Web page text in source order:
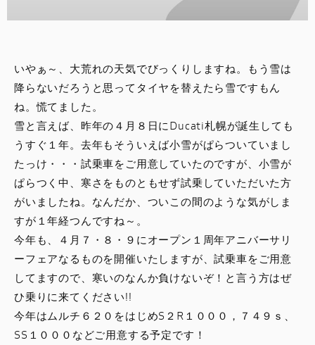
スタッフ
DUCATI OWNER’S CLUB
アパレル
コンフィギュレーター
お支払いシミュレーション
お問合せ
いやぁ～、大荒れの天気でびっくりしますね。もう雪は
降らないだろうと思ってタイヤを替えたら雪ですもん
ね。慌てました。
雪と言えば、昨年の４月８日にDucati札幌が誕生しても
うすぐ１年。去年もそういえば小雪がぱらついていまし
たっけ・・・試乗車をご用意していたのですが、小雪が
ぱらつく中、寒さをものともせず試乗していただいた方
がいましたね。なんだか、ついこの間のような気がしま
すが１年経つんですね～。
今年も、４月７・８・９にオープン１周年アニバーサリ
ーフェアなるものを開催いたしますが、試乗車をご用意
してますので、寒いのなんか負けないぞ！と言う方はぜ
ひ乗りに来てください!!
今年はムルチ６２０をはじめS２R１０００，７４９ｓ、
SS１０００などご用意する予定です！